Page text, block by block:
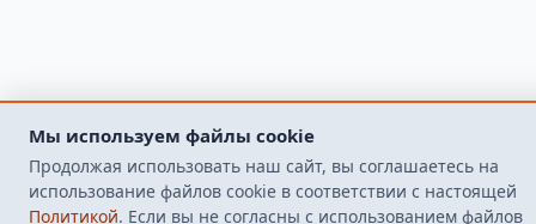
Мы используем файлы cookie
Продолжая использовать наш сайт, вы соглашаетесь на
использование файлов cookie в соответствии с настоящей
Политикой. Если вы не согласны с использованием файлов